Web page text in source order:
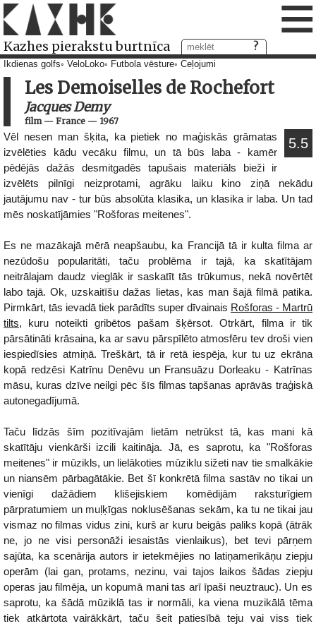
Kazhes pierakstu burtnīca ≡
Ikdienas golfs VeloLoko Futbola vēsture Ceļojumi
Les Demoiselles de Rochefort
Jacques Demy
film— France — 1967
5.5
Vēl nesen man šķita, ka pietiek no maģiskās grāmatas
izvēlēties kādu vecāku filmu, un tā būs laba - kamēr
pēdējās dažās desmitgadēs tapušais materiāls bieži ir
izvēlēts pilnīgi neizprotami, agrāku laiku kino ziņā nekādu
jautājumu nav - tur būs absolūta klasika, un klasika ir laba. Un tad
mēs noskatījāmies "Rošforas meitenes".
Es ne mazākajā mērā neapšaubu, ka Francijā tā ir kulta filma ar
nezūdošu popularitāti, taču problēma ir tajā, ka skatītājam
neitrālajam daudz vieglāk ir saskatīt tās trūkumus, nekā novērtēt
labo tajā. Ok, uzskaitīšu dažas lietas, kas man šajā filmā patika.
Pirmkārt, tās ievadā tiek parādīts super dīvainais Rošforas - Martrū
tilts, kuru noteikti gribētos pašam šķērsot. Otrkārt, filma ir tik
pārsātināti krāsaina, ka ar savu pārspīlēto atmosfēru tev droši vien
iespiedīsies atmiņā. Treškārt, tā ir retā iespēja, kur tu uz ekrāna
kopā redzēsi Katrīnu Denēvu un Fransuāzu Dorleaku - Katrīnas
māsu, kuras dzīve neilgi pēc šīs filmas tapšanas aprāvās traģiskā
autonegadījumā.
Taču līdzās šīm pozitīvajām lietām netrūkst tā, kas mani kā
skatītāju vienkārši izcili kaitināja. Jā, es saprotu, ka "Rošforas
meitenes" ir mūzikls, un lielākoties mūziklu sižeti nav tie smalkākie
un niansēm pārbagātākie. Bet šī konkrētā filma sastāv no tikai un
vienīgi dažādiem klišejiskiem komēdijām raksturīgiem
pārpratumiem un muļķīgas noklusēšanas sekām, ka tu ne tikai jau
vismaz no filmas vidus zini, kurš ar kuru beigās paliks kopā (ātrāk
ne, jo ne visi personāži iesaistās vienlaikus), bet tevi pārņem
sajūta, ka scenārija autors ir ietekmējies no latiņamerikāņu ziepju
operām (lai gan, protams, nezinu, vai tajos laikos šādas ziepju
operas jau filmēja, un kopumā mani tas arī īpaši neuztrauc). Un es
saprotu, ka šādā mūziklā tas ir normāli, ka viena muzikālā tēma
tiek atkārtota vairākkārt, taču šeit patiesībā teju vai viss tiek